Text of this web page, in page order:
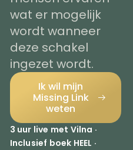
wat er mogelijk
wordt wanneer
deze schakel
ingezet wordt.
Ik wil mijn
Missing Link
weten
3 uur live met Vilna ·
Inclusief boek HEEL ·